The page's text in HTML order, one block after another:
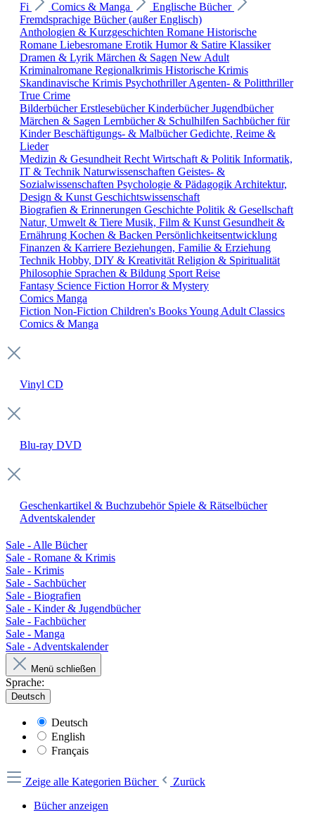
Fi
Comics & Manga
Englische Bücher
Fremdsprachige Bücher (außer Englisch)
Anthologien & Kurzgeschichten Romane Historische
Romane Liebesromane Erotik Humor & Satire Klassiker
Dramen & Lyrik Märchen & Sagen New Adult
Kriminalromane Regionalkrimis Historische Krimis
Skandinavische Krimis PsychothrillerAgenten- & Politthriller
True Crime
BilderbücherErstlesebücherKinderbücherJugendbücher
Märchen & Sagen Lernbücher & Schulhilfen Sachbücher für
KinderBeschäftigungs- & MalbücherGedichte, Reime &
Lieder
Medizin & Gesundheit Recht Wirtschaft & Politik Informatik,
IT & Technik Naturwissenschaften Geistes- &
Sozialwissenschaften Psychologie & Pädagogik Architektur,
Design & Kunst Geschichtswissenschaft
Biografien & Erinnerungen Geschichte Politik & Gesellschaft
Natur, Umwelt & Tiere Musik, Film & Kunst Gesundheit &
Ernährung Kochen & Backen Persönlichkeitsentwicklung
Finanzen & Karriere Beziehungen, Familie & Erziehung
Technik Hobby, DIY & Kreativität Religion & Spiritualität
Philosophie Sprachen & Bildung Sport Reise
Fantasy Science Fiction Horror & Mystery
Comics Manga
Fiction Non-Fiction Children's BooksYoung Adult Classics
Comics & Manga
Vinyl CD
Blu-ray DVD
Geschenkartikel & Buchzubehör Spiele & Rätselbücher
Adventskalender
Sale - Alle Bücher
Sale - Romane & Krimis
Sale - Krimis
Sale - Sachbücher
Sale - Biografien
Sale - Kinder & Jugendbücher
Sale - Fachbücher
Sale - Manga
Sale - Adventskalender
Menü schließen
Sprache:
Deutsch
Deutsch
English
Français
Zeige alle Kategorien Bücher
Zurück
Bücher anzeigen